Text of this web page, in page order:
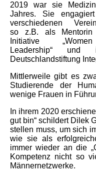
2019 war sie
Jahres. Sie
verschiedenen
so z.B. als
Initiative
Leadership“
Deutschlandstiftung
Mittlerweile gibt es
Studierende der
wenige Frauen in
In ihrem 2020
gut bin“ schildert Dilek
stellen muss, um sich
wie sie als
immer wieder an die
Kompetenz nicht so
Männernetzwerke.